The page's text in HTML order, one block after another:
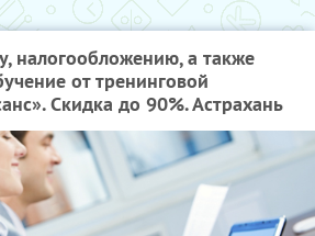
налогообложению, а также
от тренинговой
Скидка до 90%. Астрахань